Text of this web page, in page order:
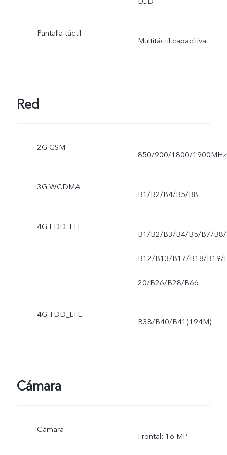
Pantalla táctil
Multitáctil capacitiva
Red
2G GSM
850/900/1800/1900MHz
3G WCDMA
B1/B2/B4/B5/B8
4G FDD_LTE
B1/B2/B3/B4/B5/B7/B8/
B12/B13/B17/B18/B19/
20/B26/B28/B66
4G TDD_LTE
B38/B40/B41(194M)
Cámara
Cámara
Frontal: 16 MP